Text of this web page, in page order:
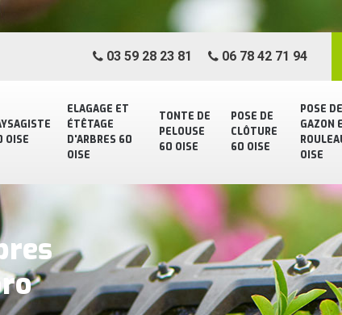
OISE
ELAGAGE ET
ÉTÊTAGE
D'ARBRES 60
OISE
TONTE DE
PELOUSE
60 OISE
POSE DE
CLÔTURE
60 OISE
POSE DE
GAZON
OISE
03 59 28 23 81 06 78 42 71 94